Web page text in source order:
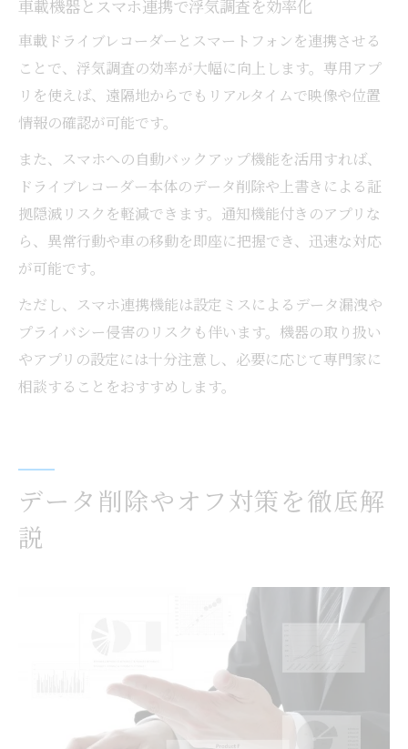
車載機器とスマホ連携で浮気調査を効率化
車載ドライブレコーダーとスマートフォンを連携させる
ことで、浮気調査の効率が大幅に向上します。専用アプ
リを使えば、遠隔地からでもリアルタイムで映像や位置
情報の確認が可能です。
また、スマホへの自動バックアップ機能を活用すれば、
ドライブレコーダー本体のデータ削除や上書きによる証
拠隠滅リスクを軽減できます。通知機能付きのアプリな
ら、異常行動や車の移動を即座に把握でき、迅速な対応
が可能です。
ただし、スマホ連携機能は設定ミスによるデータ漏洩や
プライバシー侵害のリスクも伴います。機器の取り扱い
やアプリの設定には十分注意し、必要に応じて専門家に
相談することをおすすめします。
データ削除やオフ対策を徹底解
説